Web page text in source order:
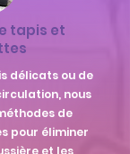
tapis et
délicats ou de
nous
de
pour éliminer
et les